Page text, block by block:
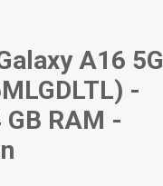
A16 5G
-
GB RAM -